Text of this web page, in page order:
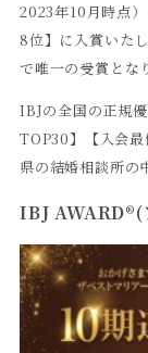
2023年10月時点
8位】に入賞いた
で唯一の受賞とな
IBJの全国の正規
TOP30】【入会
県の結婚相談所の
IBJ AWARD®(